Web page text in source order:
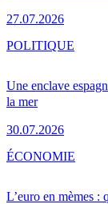
27.07.2026
Une enclave
la mer
30.07.2026
POLITIQUE
L’euro en mèmes :
ÉCONOMIE